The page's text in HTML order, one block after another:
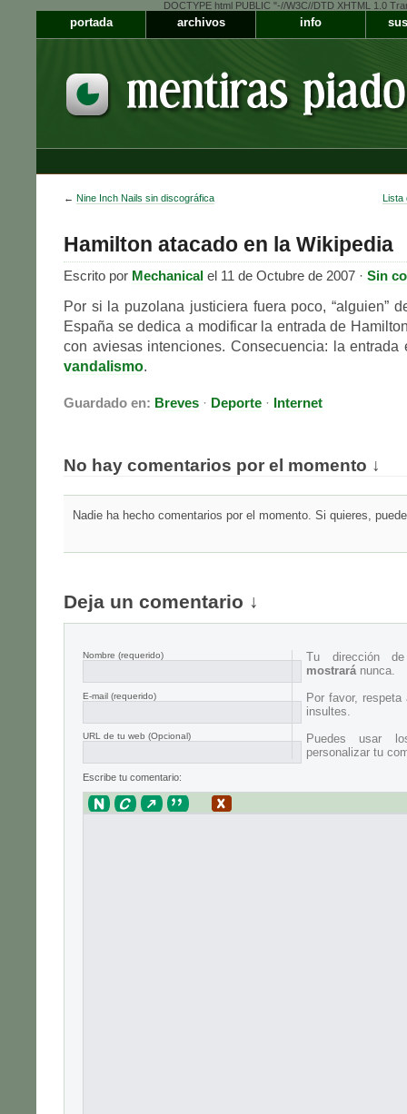
DOCTYPE html PUBLIC "-//W3C//DTD XHTML 1.0
portada archivos info
← Nine Inch Nails sin discográfica Lista
Hamilton atacado en la Wikipedia
Escrito por Mechanical el 11 de Octubre de 2007 · Sin
Por si la puzolana justiciera fuera poco, “alguien”
España se dedica a modificar la entrada de
con aviesas intenciones. Consecuencia: la entrada
vandalismo.
Guardado en: Breves · Deporte · Internet
No hay comentarios por el momento ↓
Nadie ha hecho comentarios por el momento. Si quieres,
Deja un comentario ↓
Nombre (requerido)
E-mail (requerido)
URL de tu web (Opcional)
Tu dirección
mostraránunca.
Por favor,
insultes.
Puedes usar
personalizar tu
Escribe tu comentario: